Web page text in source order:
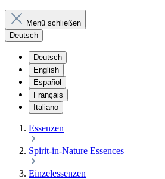
Menü schließen
Deutsch
Deutsch
English
Español
Français
Italiano
Essenzen
Spirit-in-Nature Essences
Einzelessenzen